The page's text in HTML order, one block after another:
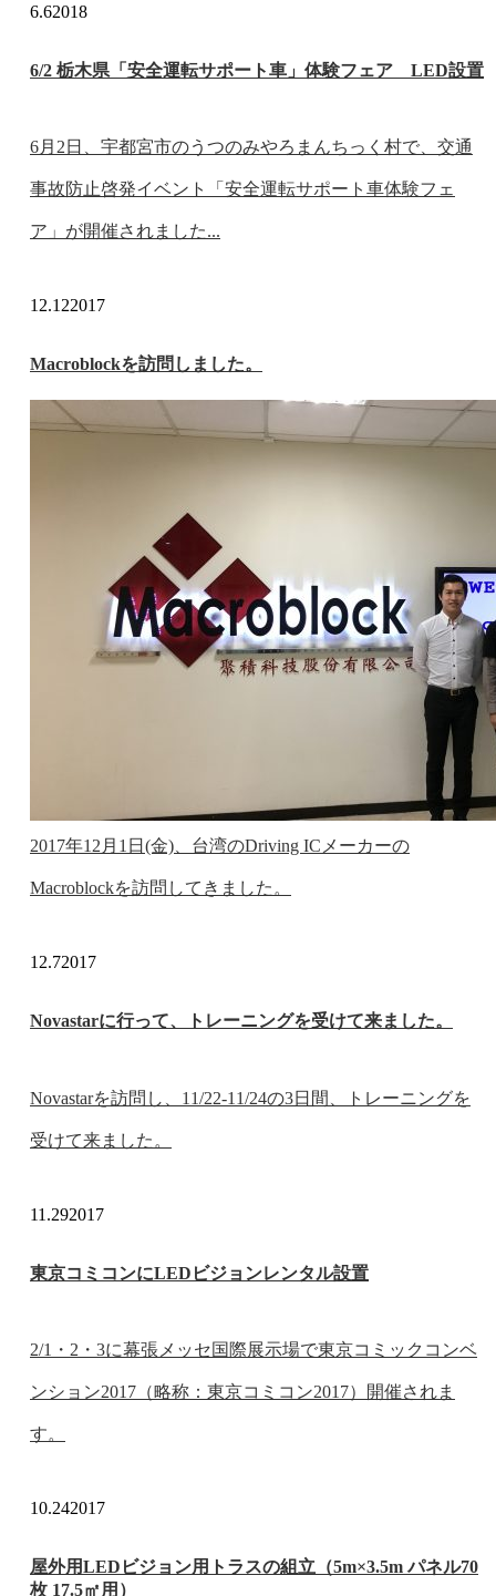
6.62018
6/2 栃木県「安全運転サポート車」体験フェア LED設置
6月2日、宇都宮市のうつのみやろまんちっく村で、交通
事故防止啓発イベント「安全運転サポート車体験フェ
ア」が開催されました...
12.122017
Macroblockを訪問しました。
2017年12月1日(金)、台湾のDriving ICメーカーの
Macroblockを訪問してきました。
12.72017
Novastarに行って、トレーニングを受けて来ました。
Novastarを訪問し、11/22-11/24の3日間、トレーニングを
受けて来ました。
11.292017
東京コミコンにLEDビジョンレンタル設置
2/1・2・3に幕張メッセ国際展示場で東京コミックコンベ
ンション2017（略称：東京コミコン2017）開催されま
す。
10.242017
屋外用LEDビジョン用トラスの組立（5m×3.5m パネル70
枚 17.5㎡用）